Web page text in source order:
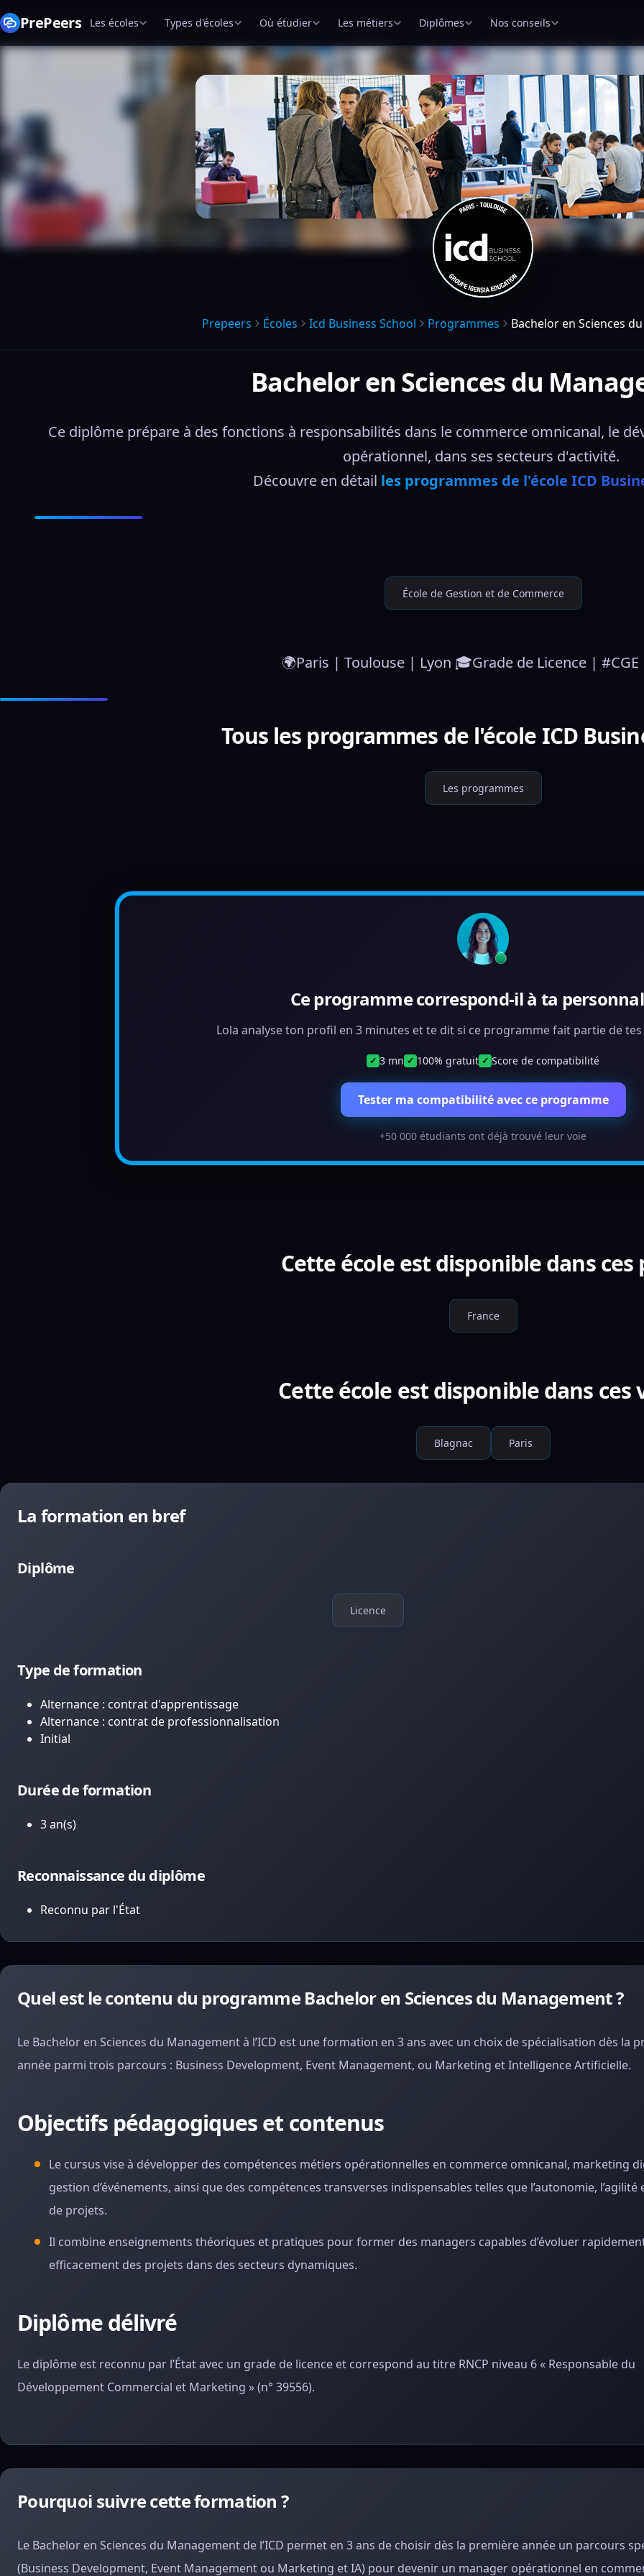
PrePeers Les écoles Types d'écoles Où étudier Les métiers Diplômes Nos conseils
Prepeers Écoles Icd Business School Programmes Bachelor en Sciences
Bachelor en Sciences du
Ce diplôme prépare à des fonctions à responsabilités dans le commerce omnicanal, le
opérationnel, dans ses secteurs d'activité.
Découvre en détail les programmes de l'école ICD
École de Gestion et de Commerce
🌍Paris | Toulouse | Lyon 🎓Grade de Licence | #CGE
Tous les programmes de l'école ICD
Les programmes
Ce programme correspond-il à ta
Lola analyse ton profil en 3 minutes et te dit si ce programme fait partie de tes
✓ 3 mn ✓ 100% gratuit ✓ Score de compatibilité
Tester ma compatibilité avec ce programme
+50 000 étudiants ont déjà trouvé leur voie
Cette école est disponible dans ces
France
Cette école est disponible dans ces
Blagnac Paris
La formation en bref
Diplôme
Licence
Type de formation
Alternance : contrat d'apprentissage
Alternance : contrat de professionnalisation
Initial
Durée de formation
3 an(s)
Reconnaissance du diplôme
Reconnu par l'État
Quel est le contenu du programme Bachelor en Sciences du Management ?
Le Bachelor en Sciences du Management à l’ICD est une formation en 3 ans avec un choix de spécialisation dès la
année parmi trois parcours : Business Development, Event Management, ou Marketing et Intelligence Artificielle.
Objectifs pédagogiques et contenus
Le cursus vise à développer des compétences métiers opérationnelles en commerce omnicanal, marketing
gestion d’événements, ainsi que des compétences transverses indispensables telles que l’autonomie, l’agilité
de projets.
Il combine enseignements théoriques et pratiques pour former des managers capables d’évoluer
efficacement des projets dans des secteurs dynamiques.
Diplôme délivré
Le diplôme est reconnu par l’État avec un grade de licence et correspond au titre RNCP niveau 6 « Responsable du
Développement Commercial et Marketing » (n° 39556).
Pourquoi suivre cette formation ?
Le Bachelor en Sciences du Management de l’ICD permet en 3 ans de choisir dès la première année un parcours
(Business Development, Event Management ou Marketing et IA) pour devenir un manager opérationnel en